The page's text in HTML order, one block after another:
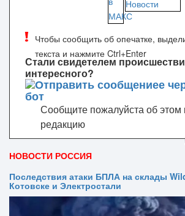
Стали свидетелем
интересного?
Сообщите пожалуйста об этом
редакцию
Чтобы сообщить об опечатке,
текста и нажмите Ctrl+Enter
НОВОСТИ РОССИЯ
Последствия атаки БПЛА на склады
Котовске и Электростали